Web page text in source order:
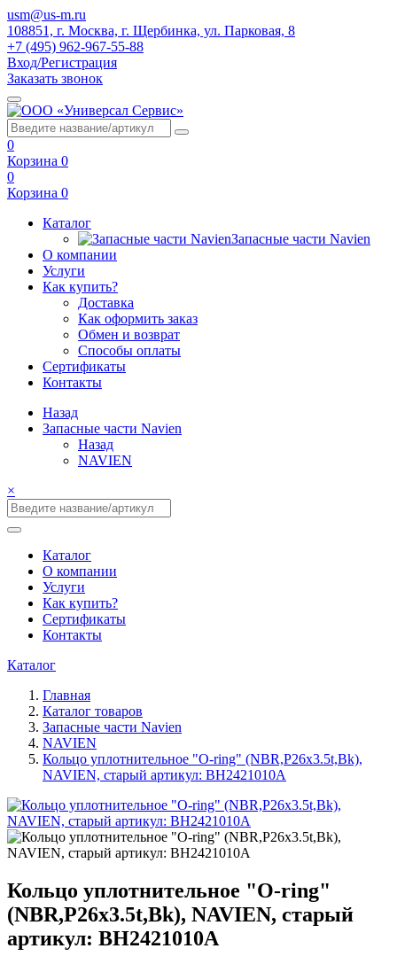
usm@us-m.ru
108851, г. Москва, г. Щербинка, ул. Парковая, 8
+7 (495) 962-967-55-88
Вход/Регистрация
Заказать звонок
0
Корзина 0
0
Корзина 0
Каталог
Запасные части Navien
О компании
Услуги
Как купить?
Доставка
Как оформить заказ
Обмен и возврат
Способы оплаты
Сертификаты
Контакты
Назад
Запасные части Navien
Назад
NAVIEN
×
Каталог
О компании
Услуги
Как купить?
Сертификаты
Контакты
Каталог
Главная
Каталог товаров
Запасные части Navien
NAVIEN
Кольцо уплотнительное "O-ring" (NBR,P26х3.5t,Bk),
NAVIEN, старый артикул: BH2421010A
Кольцо уплотнительное "O-ring"
(NBR,P26х3.5t,Bk), NAVIEN, старый
артикул: BH2421010A